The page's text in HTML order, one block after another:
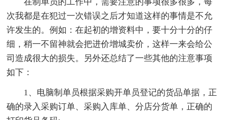
次我都是在犯过一次错误之后才知道这样的事情是不允
许发生的。例如：在起初的增资料中，要十分十分的仔
细，稍一不留神就会把进价增城卖价，这样一来会给公
司造成很大的损失。另外还总结了一些其他的注意事项
如下：
1、电脑制单员根据采购开单员登记的货品单据，正
确的录入采购订单、采购入库单、分店分货单，正确的